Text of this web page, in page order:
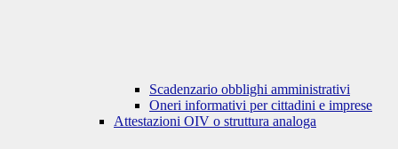
Scadenzario obblighi amministrativi
Oneri informativi per cittadini e imprese
Attestazioni OIV o struttura analoga